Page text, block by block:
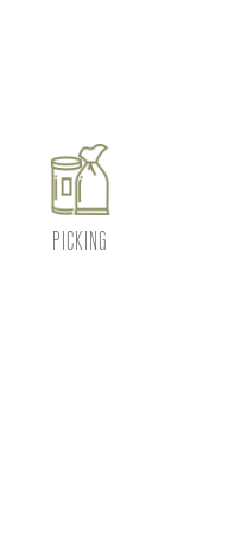
PICKING